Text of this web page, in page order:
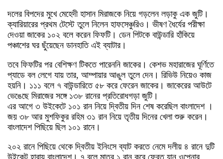
দলের বিপদের মুখে মেহেদী হাসান মিরাজকে নিয়ে গড়লেন লড়াকু এক জুটি।
ক্যারিয়ারের প্রথম টেস্টে তুলে নিলেন হাফসেঞ্চুরিও। ভীষণ ধৈর্যের পরীক্ষা
দেওয়া জাকের ১০২ বলে করেন ফিফটি। ডেন পিটকে বাউন্ডারি হাঁকিয়ে
পঞ্চাশের ঘর ছুঁয়েছেন ডানহাতি এই ব্যাটার।
তবে ফিফটির পর বেশিক্ষণ টিকতে পারেননি জাকের। কেশভ মহারাজের ঘূর্ণিতে
প্যাডে বল লেগে যায় তার, আম্পায়ার আঙুল তুলে দেন। রিভিউ নিয়েও কাজ
হয়নি। ১১১ বলে ৭ বাউন্ডারিতে ৫৮ করে ফেরেন জাকের। জাকেরের আউটে
ভেঙেছে মিরাজের সঙ্গে ১৩৮ রানের প্রতিরোধগড়া জুটি।
এর আগে ৩ উইকেটে ১০১ রান নিয়ে দ্বিতীয় দিন শেষ করেছিল বাংলাদেশ ।
জয় ৩৮ আর মুশফিকুর রহিম ৩১ রান নিয়ে তৃতীয় দিনের খেলা শুরু করেন।
বাংলাদেশ পিছিয়ে ছিল ১০১ রানে।
২০২ রানে পিছিয়ে থেকে দ্বিতীয় ইনিংসে ব্যাট করতে নেমে দলীয় ৪ রানে দুটি
উইকেট হারায় বাংলাদেশ। ৭ বলে মাত্র ১ রান করে ফেরত যান ওপেনার